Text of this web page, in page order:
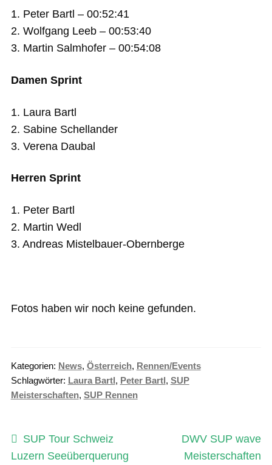
1. Peter Bartl – 00:52:41
2. Wolfgang Leeb – 00:53:40
3. Martin Salmhofer – 00:54:08
Damen Sprint
1. Laura Bartl
2. Sabine Schellander
3. Verena Daubal
Herren Sprint
1. Peter Bartl
2. Martin Wedl
3. Andreas Mistelbauer-Obernberge
Fotos haben wir noch keine gefunden.
Kategorien: News, Österreich, Rennen/Events
Schlagwörter: Laura Bartl, Peter Bartl, SUP
Meisterschaften, SUP Rennen
Beitragsnavigation
Vorheriger
Beitrag:
SUP Tour Schweiz
Luzern Seeüberquerung
Nächster
Beitrag:
DWV SUP wave
Meisterschaften